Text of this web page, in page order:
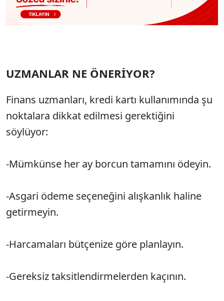
UZMANLAR NE ÖNERİYOR?
Finans uzmanları, kredi kartı kullanımında şu
noktalara dikkat edilmesi gerektiğini
söylüyor:
-Mümkünse her ay borcun tamamını ödeyin.
-Asgari ödeme seçeneğini alışkanlık haline
getirmeyin.
-Harcamaları bütçenize göre planlayın.
-Gereksiz taksitlendirmelerden kaçının.